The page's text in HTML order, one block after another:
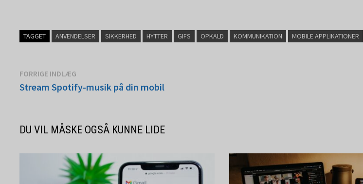
TAGGET ANVENDELSER SIKKERHED HYTTER GIFS OPKALD KOMMUNIKATION MOBILE APPLIKATIONER
Indlægsnavigation
FORRIGE INDLÆG
indlæg:
Stream Spotify-musik på din mobil
DU VIL MÅSKE OGSÅ KUNNE LIDE